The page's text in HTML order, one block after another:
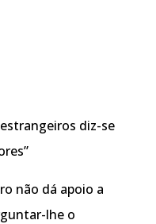
diz-se
não dá apoio a
lhe o